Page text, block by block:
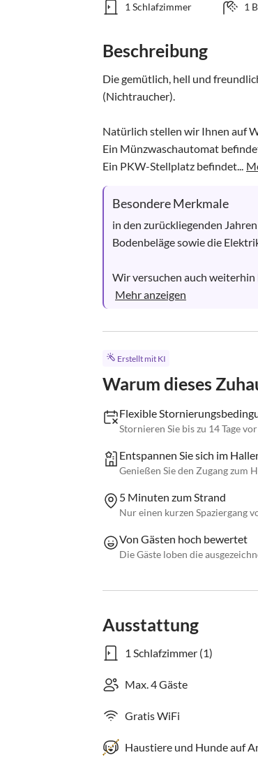
1 Schlafzimmer 1
Beschreibung
Die gemütlich, hell und
(Nichtraucher).
Natürlich stellen wir Ihnen auf
Ein Münzwaschautomat
Ein PKW-Stellplatz befindet...
Besondere Merkmale
in den zurückliegenden
Bodenbeläge sowie die
Wir versuchen auch
Mehr anzeigen
Erstellt mit KI
Warum dieses
Flexible
Stornieren Sie bis zu 14 Tage
Entspannen Sie sich im
Genießen Sie den Zugang zum
5 Minuten zum Strand
Nur einen kurzen Spaziergang
Von Gästen hoch bewertet
Die Gäste loben die
Ausstattung
1 Schlafzimmer (1)
Max. 4 Gäste
Gratis WiFi
Haustiere und Hunde auf